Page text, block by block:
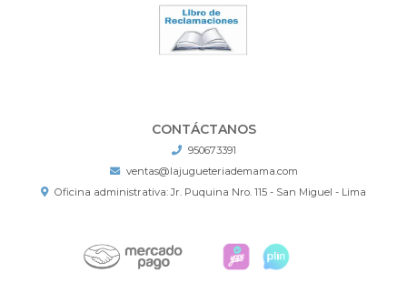
CONTÁCTANOS
950673391
ventas@lajugueteriademama.com
Oficina administrativa: Jr. Puquina Nro. 115 - San Miguel - Lima